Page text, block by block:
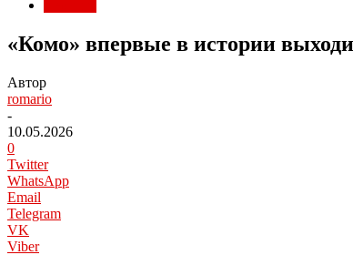
«Комо» впервые в истории
Автор
romario
-
10.05.2026
0
Twitter
WhatsApp
Email
Telegram
VK
Viber